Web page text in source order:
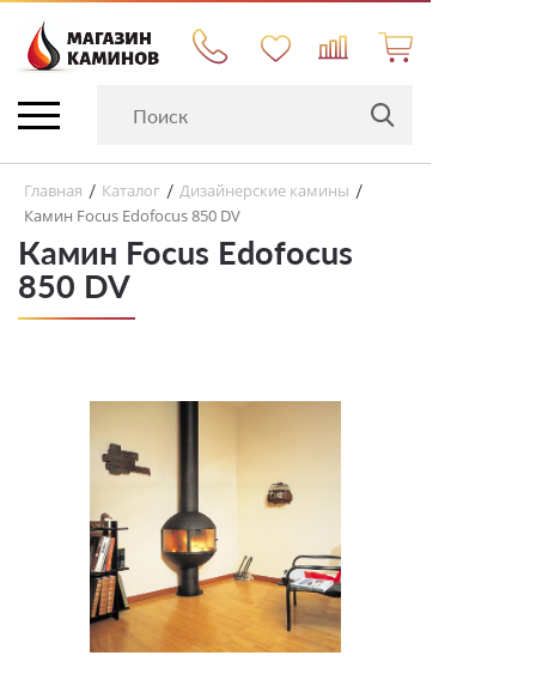
Главная / Каталог / Дизайнерские камины /
Камин Focus Edofocus 850 DV
Камин Focus Edofocus
850 DV